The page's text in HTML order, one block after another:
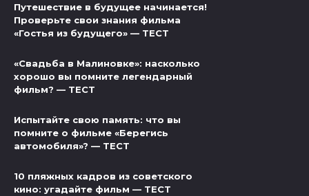
Путешествие в будущее начинается!
Проверьте свои знания фильма
«Гостья из будущего» — ТЕСТ
«Свадьба в Малиновке»: насколько
хорошо вы помните легендарный
фильм? — ТЕСТ
Испытайте свою память: что вы
помните о фильме «Берегись
автомобиля»? — ТЕСТ
10 пляжных кадров из советского
кино: угадайте фильм — ТЕСТ